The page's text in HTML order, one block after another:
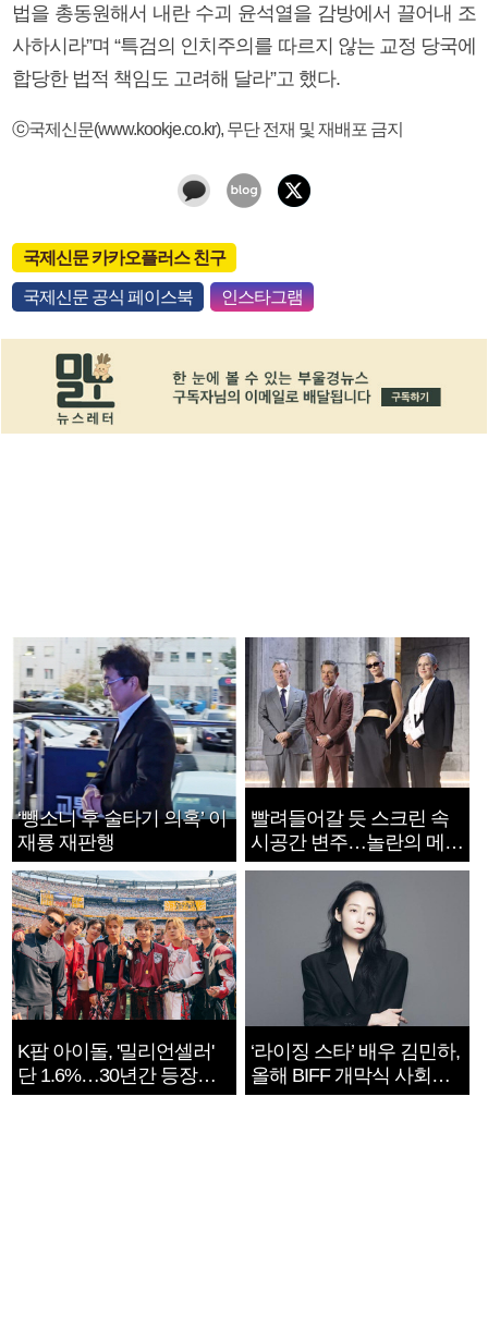
법을 총동원해서 내란 수괴 윤석열을 감방에서 끌어내 조
사하시라”며 “특검의 인치주의를 따르지 않는 교정 당국에
합당한 법적 책임도 고려해 달라”고 했다.
ⓒ국제신문(www.kookje.co.kr), 무단 전재 및 재배포 금지
국제신문 카카오플러스 친구
국제신문 공식 페이스북 인스타그램
‘뺑소니 후 술타기 의혹’ 이
재룡 재판행
빨려들어갈 듯 스크린 속
시공간 변주…놀란의 메시
지는 ‘전쟁 속죄’
K팝 아이돌, '밀리언셀러'
단 1.6%…30년간 등장
1182개팀 전수조사
‘라이징 스타’ 배우 김민하,
올해 BIFF 개막식 사회자
확정